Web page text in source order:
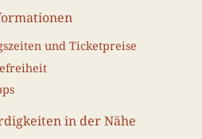
und Ticketpreise
in der Nähe